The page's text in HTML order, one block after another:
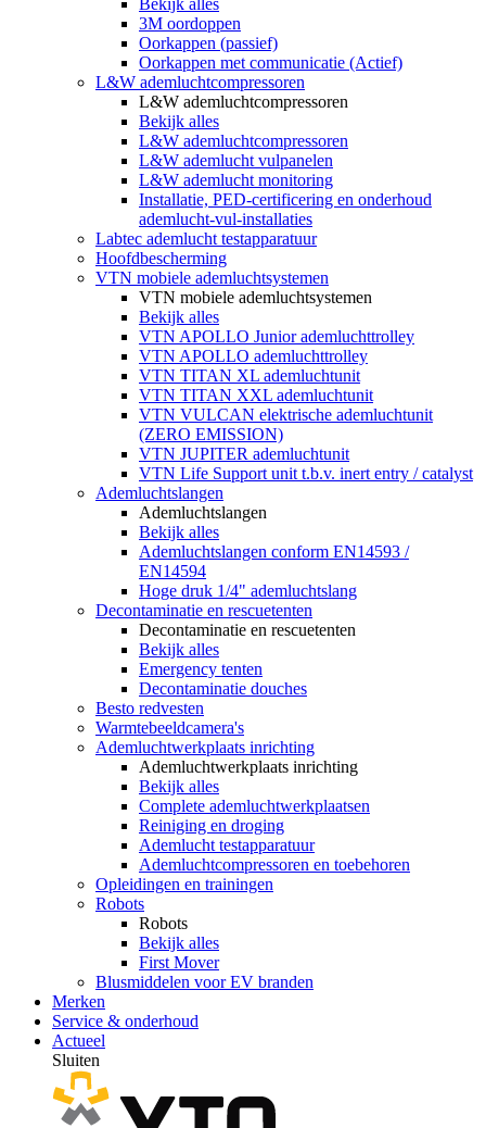
Bekijk alles
3M oordoppen
Oorkappen (passief)
Oorkappen met communicatie (Actief)
L&W ademluchtcompressoren
L&W ademluchtcompressoren
Bekijk alles
L&W ademluchtcompressoren
L&W ademlucht vulpanelen
L&W ademlucht monitoring
Installatie, PED-certificering en onderhoud
ademlucht-vul-installaties
Labtec ademlucht testapparatuur
Hoofdbescherming
VTN mobiele ademluchtsystemen
VTN mobiele ademluchtsystemen
Bekijk alles
VTN APOLLO Junior ademluchttrolley
VTN APOLLO ademluchttrolley
VTN TITAN XL ademluchtunit
VTN TITAN XXL ademluchtunit
VTN VULCAN elektrische ademluchtunit
(ZERO EMISSION)
VTN JUPITER ademluchtunit
VTN Life Support unit t.b.v. inert entry / catalyst
Ademluchtslangen
Ademluchtslangen
Bekijk alles
Ademluchtslangen conform EN14593 /
EN14594
Hoge druk 1/4" ademluchtslang
Decontaminatie en rescuetenten
Decontaminatie en rescuetenten
Bekijk alles
Emergency tenten
Decontaminatie douches
Besto redvesten
Warmtebeeldcamera's
Ademluchtwerkplaats inrichting
Ademluchtwerkplaats inrichting
Bekijk alles
Complete ademluchtwerkplaatsen
Reiniging en droging
Ademlucht testapparatuur
Ademluchtcompressoren en toebehoren
Opleidingen en trainingen
Robots
Robots
Bekijk alles
First Mover
Blusmiddelen voor EV branden
Merken
Service & onderhoud
Actueel
Sluiten